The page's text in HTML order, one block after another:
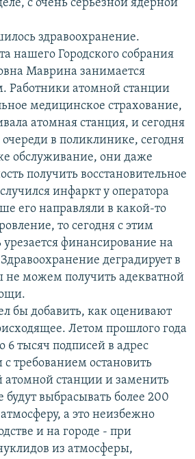
с очень серьезной ядерной
здравоохранение.
нашего Городского собрания
Маврина занимается
Работники атомной станции
медицинское страхование,
атомная станция, и сегодня
в поликлинике, сегодня
обслуживание, они даже
получить восстановительное
инфаркт у оператора
его направляли в какой-то
то сегодня с этим
урезается финансирование на
деградирует в
не можем получить адекватной
бы добавить, как оценивают
Летом прошлого года
6 тысяч подписей в адрес
с требованием остановить
атомной станции и заменить
выбрасывать более 200
а это неизбежно
и на городе - при
из атмосферы,